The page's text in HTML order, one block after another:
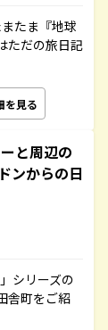
たま『地球
ただの旅日記
を見る
と周辺の
ンからの日
シリーズの
舎町をご紹